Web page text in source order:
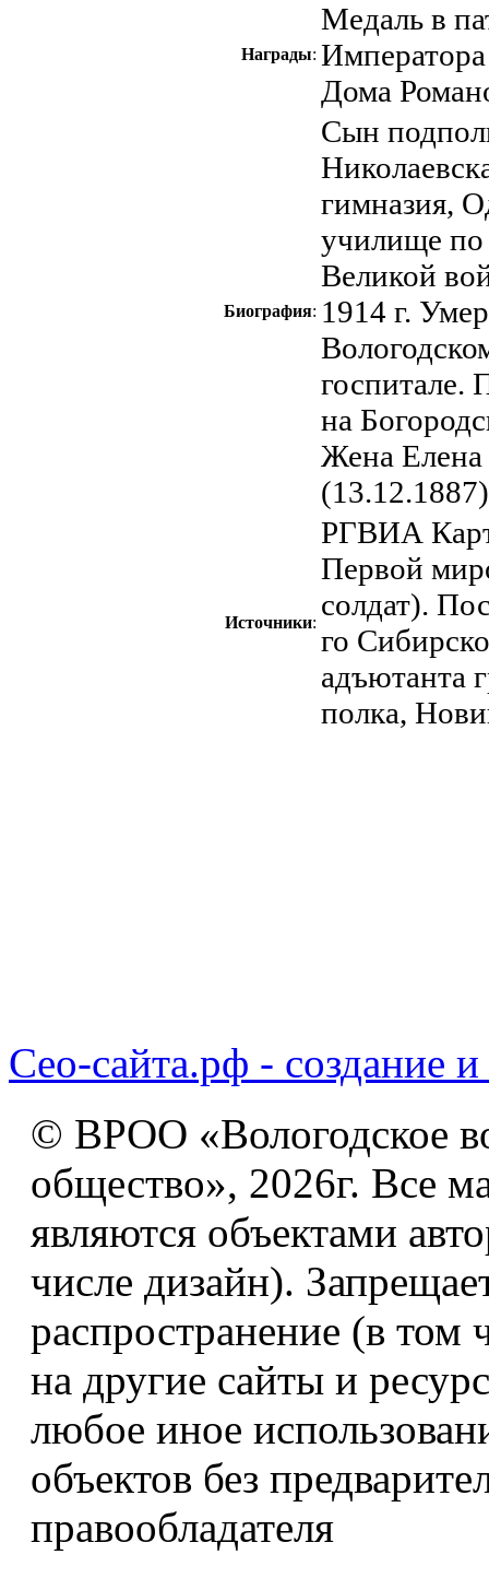
Награды:
Медаль в
Дома
Биография:
Сын
гимназия,
училище по
Великой
1914 г.
госпитале.
на
Жена
(13.12.1887)
Источники:
РГВИА
Первой
солдат).
го
адъютанта
полка,
Сео-сайта.рф - создание и
© ВРОО «Вологодское
общество», 2026г. Все
являются объектами
числе дизайн).
распространение (в том
на другие сайты и
любое иное
объектов без
правообладателя